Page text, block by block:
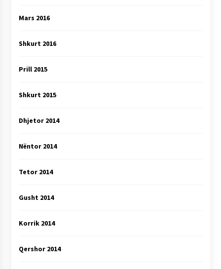
Mars 2016
Shkurt 2016
Prill 2015
Shkurt 2015
Dhjetor 2014
Nëntor 2014
Tetor 2014
Gusht 2014
Korrik 2014
Qershor 2014